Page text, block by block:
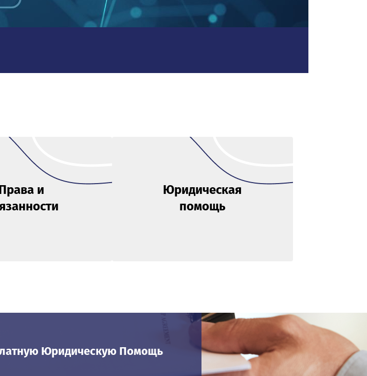
и
Юридическая
помощь
Юридическую Помощь